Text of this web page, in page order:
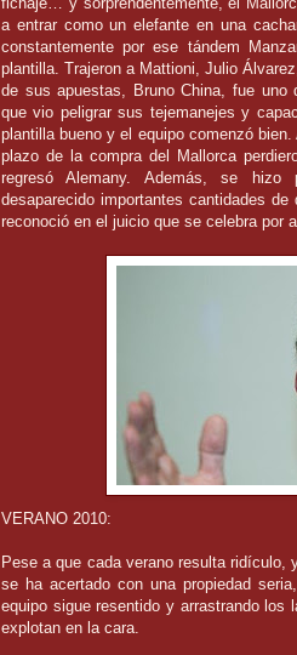
a entrar como un elefante en una
constantemente por ese tándem
plantilla. Trajeron a Mattioni, Julio
de sus apuestas, Bruno China, fue uno
que vio peligrar sus tejemanejes y
plantilla bueno y el equipo comenzó
plazo de la compra del Mallorca
regresó Alemany. Además, se hizo
desaparecido importantes cantidades
reconoció en el juicio que se celebra por
VERANO 2010:
Pese a que cada verano resulta ridículo,
se ha acertado con una propiedad
equipo sigue resentido y arrastrando los
explotan en la cara.